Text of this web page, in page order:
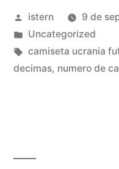
Publicado
por
istern
9 de
Publicado
en
Uncategorized
Etiquetas:
camiseta ucrania
decimas, numero de